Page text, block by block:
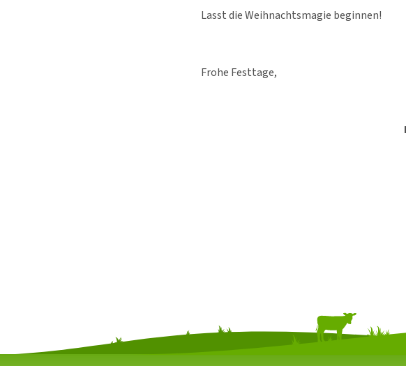
Lasst die Weihnachtsmagie beginnen!
Frohe Festtage,